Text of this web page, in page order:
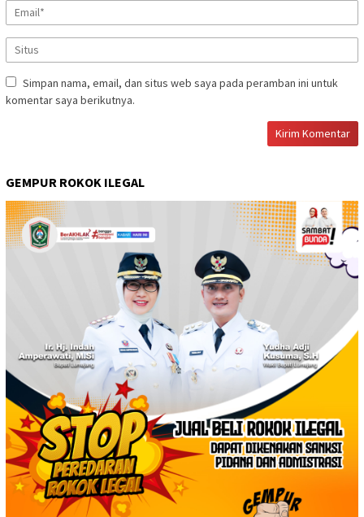
Simpan nama, email, dan situs web saya pada peramban ini untuk
komentar saya berikutnya.
GEMPUR ROKOK ILEGAL